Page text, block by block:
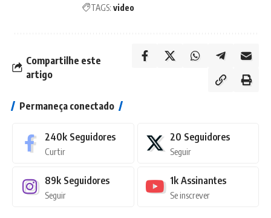
TAGS: video
Compartilhe este
artigo
Permaneça conectado
240k Seguidores
Curtir
20 Seguidores
Seguir
89k Seguidores
Seguir
1k Assinantes
Se inscrever